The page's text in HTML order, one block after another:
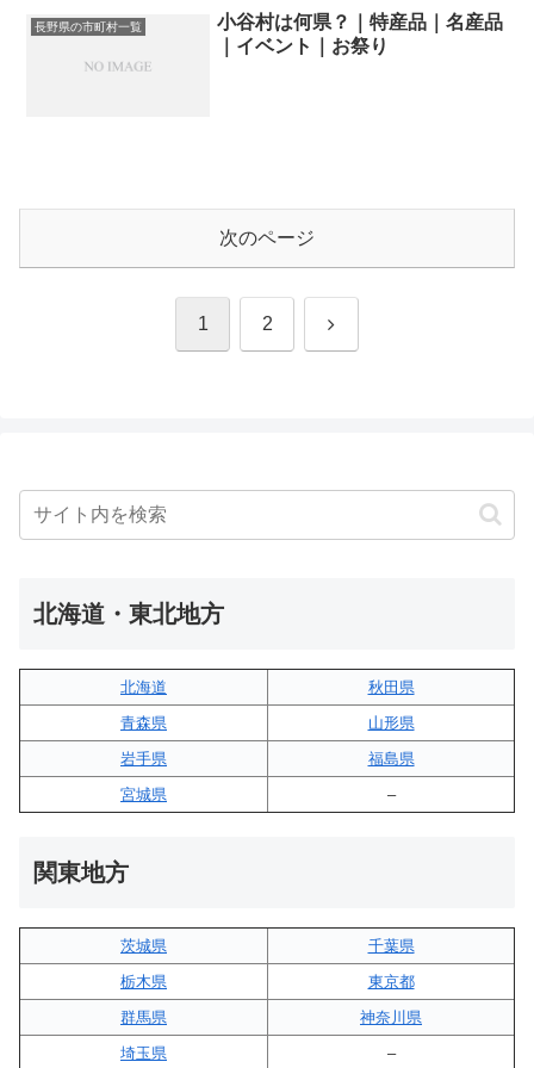
長野県の市町村一覧
小谷村は何県？｜特産品｜名産品
｜イベント｜お祭り
次のページ
1 2 次
北海道・東北地方
北海道
秋田県
青森県
山形県
岩手県
福島県
宮城県
–
関東地方
茨城県
千葉県
栃木県
東京都
群馬県
神奈川県
埼玉県
–